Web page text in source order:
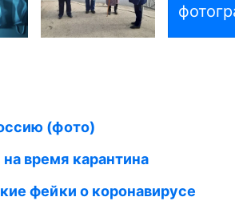
(фото)
время карантина
фейки о коронавирусе